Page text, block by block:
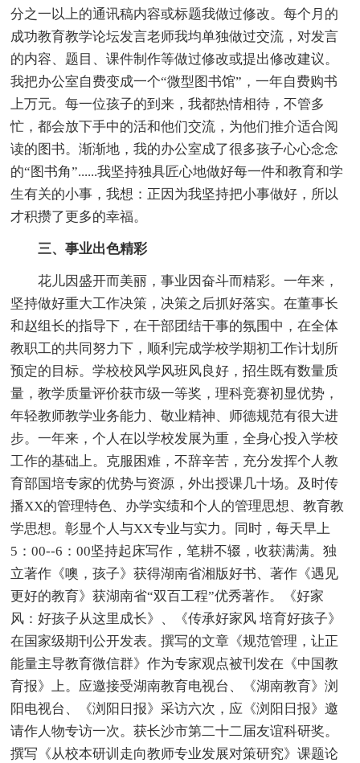
分之一以上的通讯稿内容或标题我做过修改。每个月的
成功教育教学论坛发言老师我均单独做过交流，对发言
的内容、题目、课件制作等做过修改或提出修改建议。
我把办公室自费变成一个“微型图书馆”，一年自费购书
上万元。每一位孩子的到来，我都热情相待，不管多
忙，都会放下手中的活和他们交流，为他们推介适合阅
读的图书。渐渐地，我的办公室成了很多孩子心心念念
的“图书角”......我坚持独具匠心地做好每一件和教育和学
生有关的小事，我想：正因为我坚持把小事做好，所以
才积攒了更多的幸福。
三、事业出色精彩
花儿因盛开而美丽，事业因奋斗而精彩。一年来，
坚持做好重大工作决策，决策之后抓好落实。在董事长
和赵组长的指导下，在干部团结干事的氛围中，在全体
教职工的共同努力下，顺利完成学校学期初工作计划所
预定的目标。学校校风学风班风良好，招生既有数量质
量，教学质量评价获市级一等奖，理科竞赛初显优势，
年轻教师教学业务能力、敬业精神、师德规范有很大进
步。一年来，个人在以学校发展为重，全身心投入学校
工作的基础上。克服困难，不辞辛苦，充分发挥个人教
育部国培专家的优势与资源，外出授课几十场。及时传
播XX的管理特色、办学实绩和个人的管理思想、教育教
学思想。彰显个人与XX专业与实力。同时，每天早上
5：00--6：00坚持起床写作，笔耕不辍，收获满满。独
立著作《噢，孩子》获得湖南省湘版好书、著作《遇见
更好的教育》获湖南省“双百工程”优秀著作。《好家
风：好孩子从这里成长》、《传承好家风 培育好孩子》
在国家级期刊公开发表。撰写的文章《规范管理，让正
能量主导教育微信群》作为专家观点被刊发在《中国教
育报》上。应邀接受湖南教育电视台、《湖南教育》浏
阳电视台、《浏阳日报》采访六次，应《浏阳日报》邀
请作人物专访一次。获长沙市第二十二届友谊科研奖。
撰写《从校本研训走向教师专业发展对策研究》课题论